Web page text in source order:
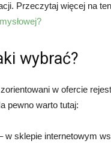
Przeczytaj więcej na
wybrać?
w ofercie
pewno warto tutaj:
sklepie internetowym